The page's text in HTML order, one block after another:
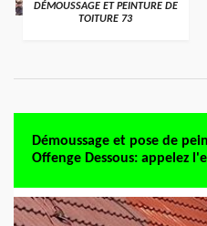
DÉMOUSSAGE ET PEINTURE DE
TOITURE 73
Démoussage et pose de
Offenge Dessous: appelez